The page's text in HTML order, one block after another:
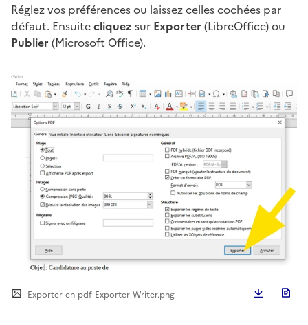
Réglez vos préférences ou laissez celles cochées par
défaut. Ensuitecliquez sur Exporter (LibreOffice) ou
Publier (Microsoft Office).
Exporter-en-pdf-Exporter-Writer.png